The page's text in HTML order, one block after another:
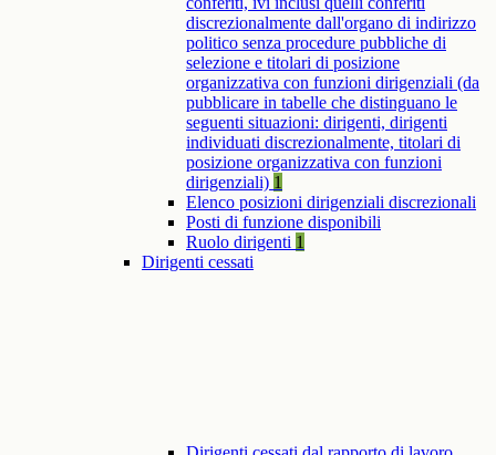
discrezionalmente dall'organo di indirizzo
politico senza procedure pubbliche di
selezione e titolari di posizione
organizzativa con funzioni dirigenziali (da
pubblicare in tabelle che distinguano le
seguenti situazioni: dirigenti, dirigenti
individuati discrezionalmente, titolari di
posizione organizzativa con funzioni
dirigenziali) 1
Elenco posizioni dirigenziali discrezionali
Posti di funzione disponibili
Ruolo dirigenti 1
Dirigenti cessati